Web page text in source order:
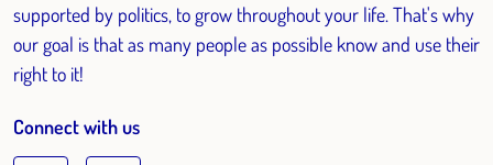
supported by politics, to grow throughout your life. That's why
our goal is that as many people as possible know and use their
right to it!
Connect with us